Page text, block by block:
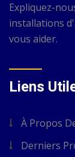
Expliquez-
installations
vous aider.
Liens
À Propos
Derniers